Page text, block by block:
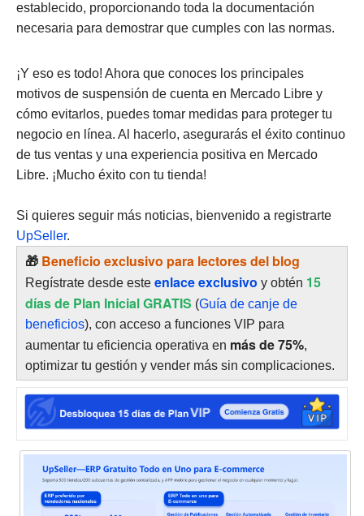
establecido, proporcionando toda la documentación
necesaria para demostrar que cumples con las normas.
¡Y eso es todo! Ahora que conoces los principales
motivos de suspensión de cuenta en Mercado Libre y
cómo evitarlos, puedes tomar medidas para proteger tu
negocio en línea. Al hacerlo, asegurarás el éxito continuo
de tus ventas y una experiencia positiva en Mercado
Libre. ¡Mucho éxito con tu tienda!
Si quieres seguir más noticias, bienvenido a registrarte
UpSeller.
🎁 Beneficio exclusivo para lectores del blog
Regístrate desde este enlace exclusivo y obtén 15
días de Plan Inicial GRATIS (Guía de canje de
beneficios), con acceso a funciones VIP para
aumentar tu eficiencia operativa en más de 75%,
optimizar tu gestión y vender más sin complicaciones.